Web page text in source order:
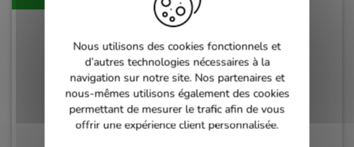
Nous utilisons des cookies fonctionnels et
d’autres technologies nécessaires à la
navigation sur notre site. Nos partenaires et
nous-mêmes utilisons également des cookies
permettant de mesurer le trafic afin de vous
offrir une expérience client personnalisée.